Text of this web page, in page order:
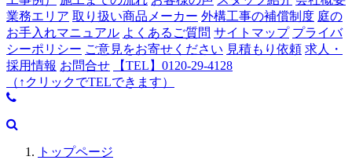
業務エリア 取り扱い商品メーカー 外構工事の補償制度 庭の
お手入れマニュアル よくあるご質問 サイトマップ プライバ
シーポリシー ご意見をお寄せください 見積もり依頼 求人・
採用情報 お問合せ
【TEL】0120-29-4128
（↑クリックでTELできます）
トップページ